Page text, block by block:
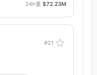
24h量 $72.23M
#21